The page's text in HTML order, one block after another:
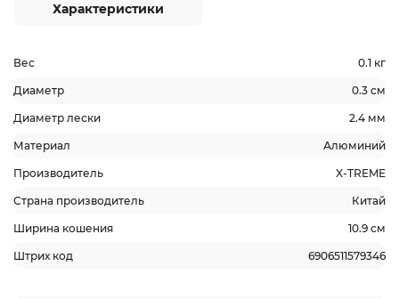
Характеристики
Вес 0.1 кг
Диаметр 0.3 см
Диаметр лески 2.4 мм
Материал Алюминий
Производитель X-TREME
Страна производитель Китай
Ширина кошения 10.9 см
Штрих код 6906511579346